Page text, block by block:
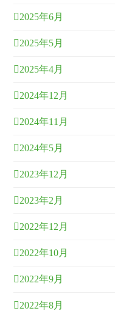
2025年6月
2025年5月
2025年4月
2024年12月
2024年11月
2024年5月
2023年12月
2023年2月
2022年12月
2022年10月
2022年9月
2022年8月